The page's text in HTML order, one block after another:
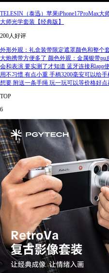
TELESIN（泰迅）苹果iPhone17ProMax
大师光学套装【经典版】
200人好评
外形外观：礼盒装带限定遮罩颜色和整个
大炮携带方便多了 颜色外观：金属银带
会和表演 要实测了才知道 蓝牙连接和app
用不习惯 有点小重 手柄3200毫安可以给
想要 附送一条手绳 玩一玩可以等价格好点
TOP
6